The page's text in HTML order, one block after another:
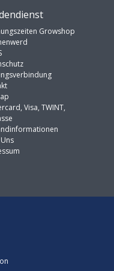
Growshop
Visa, TWINT,